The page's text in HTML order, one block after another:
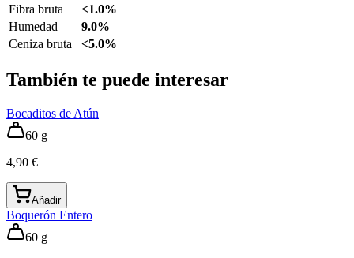
Fibra bruta
<1.0%
Humedad
9.0%
Ceniza bruta
<5.0%
También te puede interesar
Bocaditos de Atún
60 g
4,90 €
Añadir
Boquerón Entero
60 g